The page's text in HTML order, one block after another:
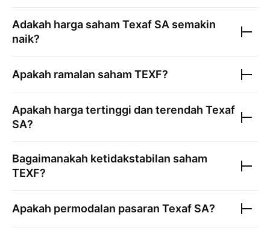
Adakah harga saham Texaf SA semakin
naik?
Apakah ramalan saham TEXF?
Apakah harga tertinggi dan terendah Texaf
SA?
Bagaimanakah ketidakstabilan saham
TEXF?
Apakah permodalan pasaran Texaf SA?